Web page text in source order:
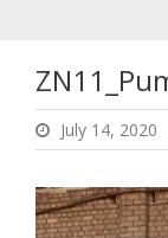
July 14, 2020